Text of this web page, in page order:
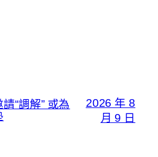
“調解” 或為
2026 年 8
月 9 日